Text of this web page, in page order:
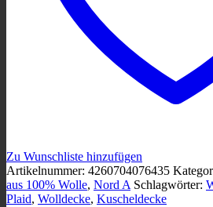
Zu Wunschliste hinzufügen
Artikelnummer: 4260704076435
aus 100% Wolle, Nord A Schlagwörter:
Plaid, Wolldecke, Kuscheldecke